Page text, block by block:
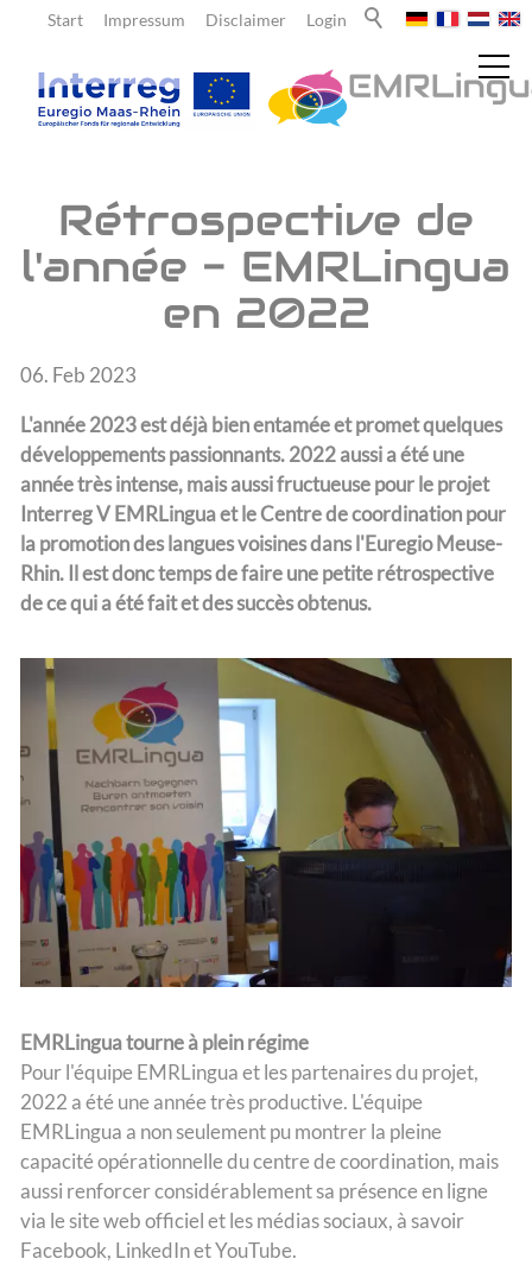
Login
Disclaimer
Impressum
Start
Actualités
Messages
À propos de nous
Enseignants
Élèves
L'équipe
Rétrospective de
l'année - EMRLingua
en 2022
06. Feb 2023
L'année 2023 est déjà bien entamée et promet quelques
développements passionnants. 2022 aussi a été une
année très intense, mais aussi fructueuse pour le projet
Interreg V EMRLingua et le Centre de coordination pour
la promotion des langues voisines dans l'Euregio Meuse-
Rhin. Il est donc temps de faire une petite rétrospective
de ce qui a été fait et des succès obtenus.
EMRLingua tourne à plein régime
Pour l'équipe EMRLingua et les partenaires du projet,
2022 a été une année très productive. L'équipe
EMRLingua a non seulement pu montrer la pleine
capacité opérationnelle du centre de coordination, mais
aussi renforcer considérablement sa présence en ligne
via le site web officiel et les médias sociaux, à savoir
Facebook, LinkedIn et YouTube.